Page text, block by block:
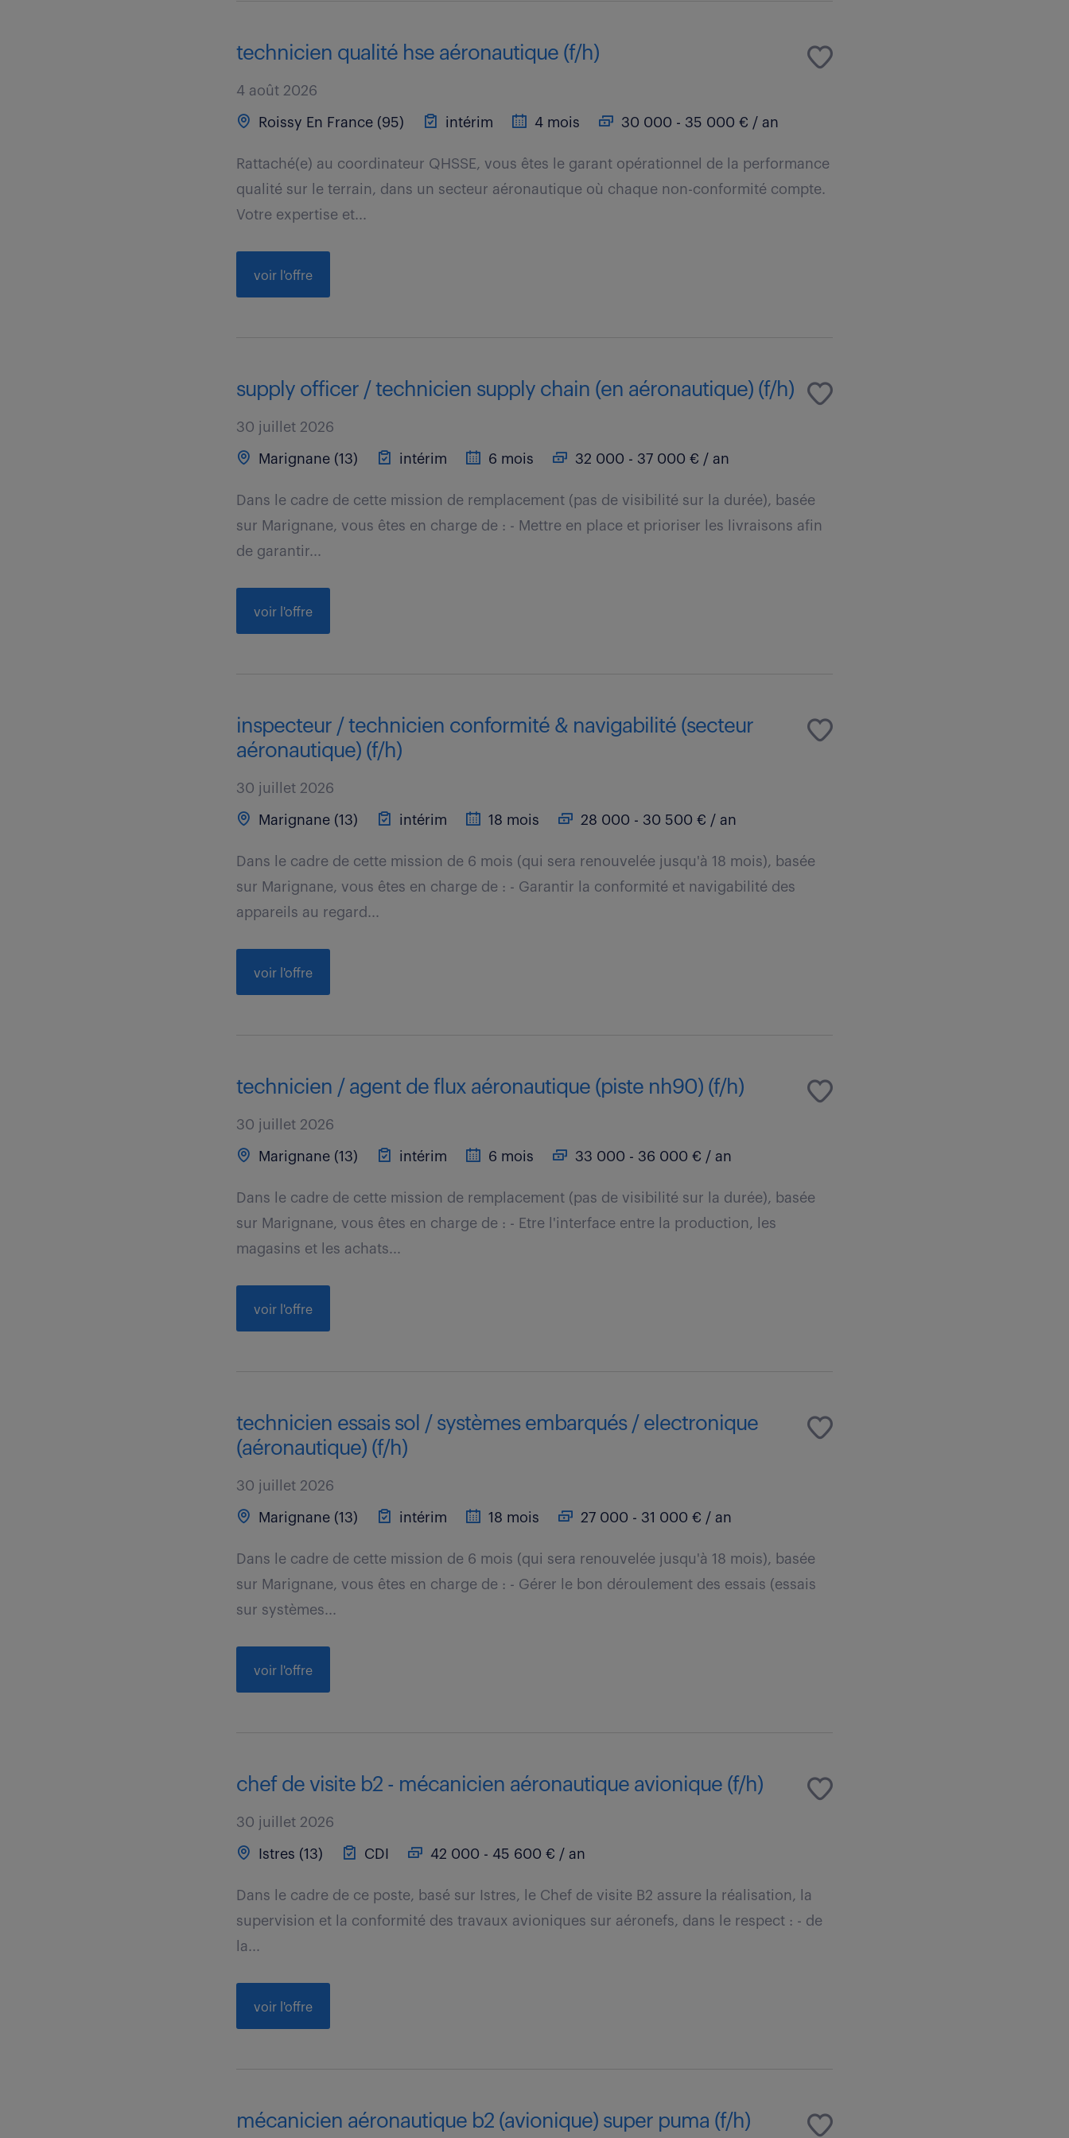
technicien qualité hse aéronautique (f/h)
4 août 2026
Roissy En France (95) intérim 4 mois 30 000 - 35 000 € / an
Rattaché(e) au coordinateur QHSSE, vous êtes le garant opérationnel de la performance
qualité sur le terrain, dans un secteur aéronautique où chaque non-conformité compte.
Votre expertise et...
voir l'offre
supply officer / technicien supply chain (en aéronautique) (f/h)
30 juillet 2026
Marignane (13) intérim 6 mois 32 000 - 37 000 € / an
Dans le cadre de cette mission de remplacement (pas de visibilité sur la durée), basée
sur Marignane, vous êtes en charge de : - Mettre en place et prioriser les livraisons afin
de garantir...
voir l'offre
inspecteur / technicien conformité & navigabilité (secteur
aéronautique) (f/h)
30 juillet 2026
Marignane (13) intérim 18 mois 28 000 - 30 500 € / an
Dans le cadre de cette mission de 6 mois (qui sera renouvelée jusqu'à 18 mois), basée
sur Marignane, vous êtes en charge de : - Garantir la conformité et navigabilité des
appareils au regard...
voir l'offre
technicien / agent de flux aéronautique (piste nh90) (f/h)
30 juillet 2026
Marignane (13) intérim 6 mois 33 000 - 36 000 € / an
Dans le cadre de cette mission de remplacement (pas de visibilité sur la durée), basée
sur Marignane, vous êtes en charge de : - Etre l'interface entre la production, les
magasins et les achats...
voir l'offre
technicien essais sol / systèmes embarqués / electronique
(aéronautique) (f/h)
30 juillet 2026
Marignane (13) intérim 18 mois 27 000 - 31 000 € / an
Dans le cadre de cette mission de 6 mois (qui sera renouvelée jusqu'à 18 mois), basée
sur Marignane, vous êtes en charge de : - Gérer le bon déroulement des essais (essais
sur systèmes...
voir l'offre
chef de visite b2 - mécanicien aéronautique avionique (f/h)
30 juillet 2026
Istres (13) CDI 42 000 - 45 600 € / an
Dans le cadre de ce poste, basé sur Istres, le Chef de visite B2 assure la réalisation, la
supervision et la conformité des travaux avioniques sur aéronefs, dans le respect : - de
la...
voir l'offre
mécanicien aéronautique b2 (avionique) super puma (f/h)